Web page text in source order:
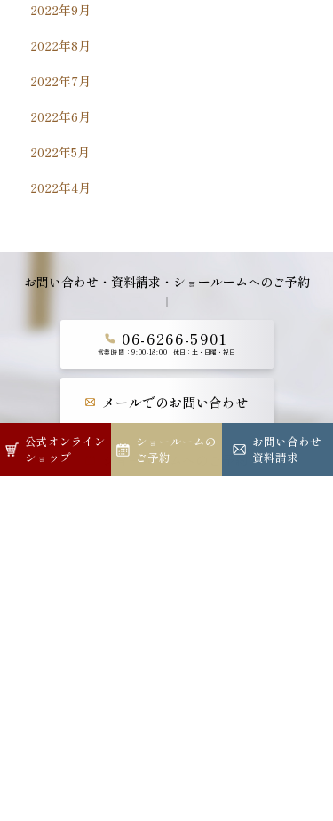
公式オンライン
ショップ
ショールームの
ご予約
お問い合わせ
資料請求
公式オンライン
ショップ
ショールームの
ご予約
お問い合わせ
資料請求
2022年9月
2022年8月
2022年7月
2022年6月
2022年5月
2022年4月
お問い合わせ・資料請求・ショールームへのご予約
06-6266-5901
営業時間：9:00-18:00 休日：土・日曜・祝日
メールでのお問い合わせ
ショールームへのご予約